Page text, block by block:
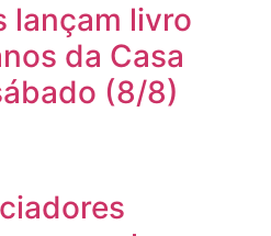
lançam livro
da Casa
(8/8)